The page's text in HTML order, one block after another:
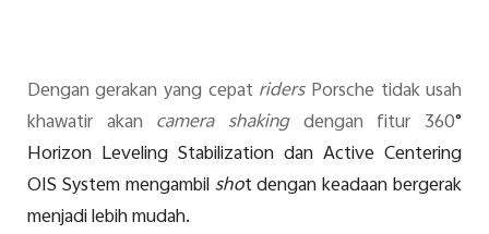
Dengan gerakan yang cepat ridersPorsche tidak usah
khawatir akan camera shakingdengan fitur 360°
Horizon Leveling Stabilization dan Active Centering
OIS System mengambilshot dengan keadaan bergerak
menjadi lebih mudah.